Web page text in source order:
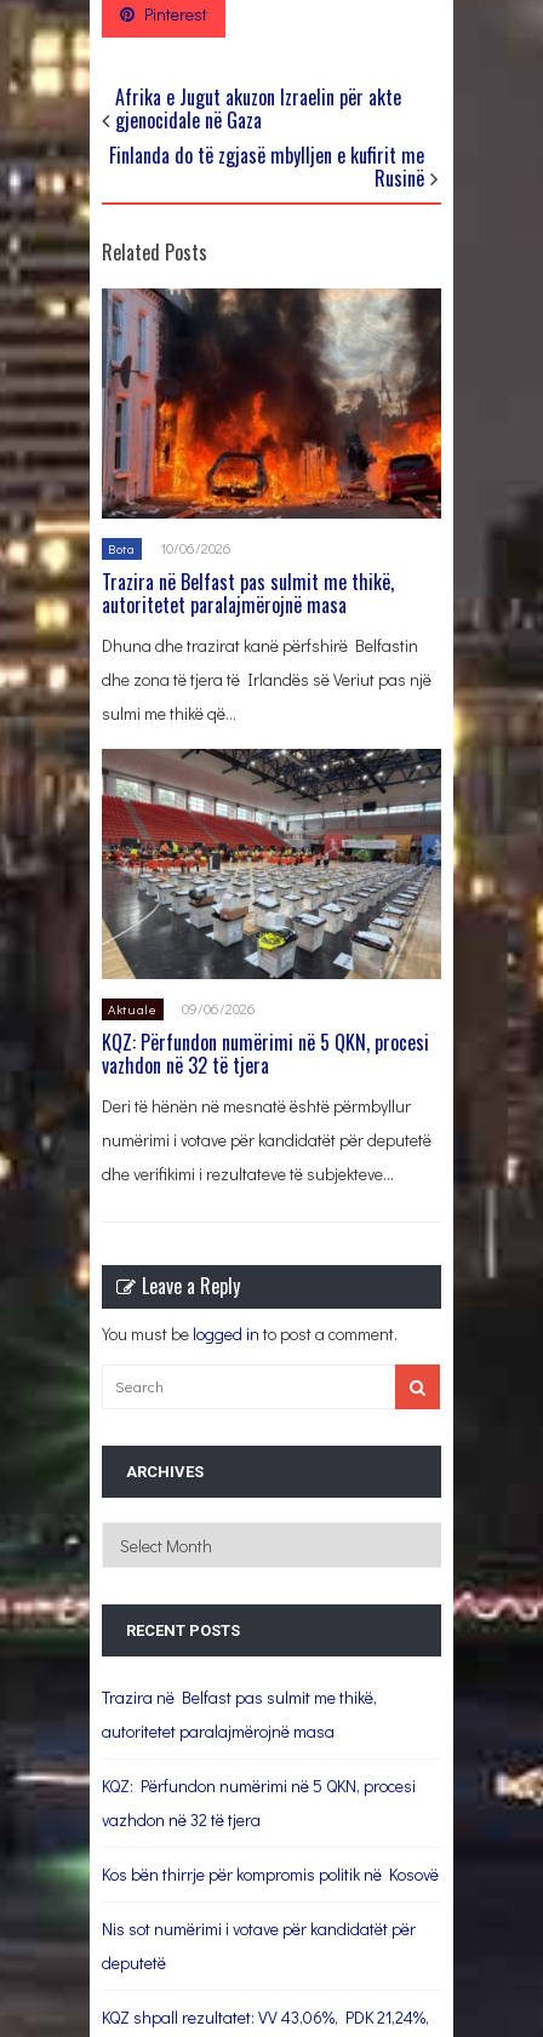
Pinterest
Afrika e Jugut akuzon Izraelin për akte
gjenocidale në Gaza
Finlanda do të zgjasë mbylljen e kufirit me
Rusinë
Related Posts
Bota 10/06/2026
Trazira në Belfast pas sulmit me thikë,
autoritetet paralajmërojnë masa
Dhuna dhe trazirat kanë përfshirë Belfastin
dhe zona të tjera të Irlandës së Veriut pas një
sulmi me thikë që…
Aktuale 09/06/2026
KQZ: Përfundon numërimi në 5 QKN, procesi
vazhdon në 32 të tjera
Deri të hënën në mesnatë është përmbyllur
numërimi i votave për kandidatët për deputetë
dhe verifikimi i rezultateve të subjekteve…
Leave a Reply
You must be logged in to post a comment.
ARCHIVES
Archives
RECENT POSTS
Trazira në Belfast pas sulmit me thikë,
autoritetet paralajmërojnë masa
KQZ: Përfundon numërimi në 5 QKN, procesi
vazhdon në 32 të tjera
Kos bën thirrje për kompromis politik në Kosovë
Nis sot numërimi i votave për kandidatët për
deputetë
KQZ shpall rezultatet: VV 43,06%, PDK 21,24%,